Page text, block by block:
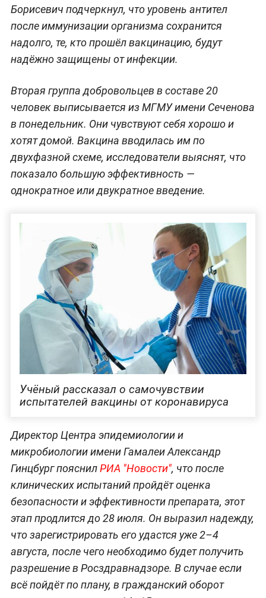
Борисевич подчеркнул, что уровень антител
после иммунизации организма сохранится
надолго, те, кто прошёл вакцинацию, будут
надёжно защищены от инфекции.
Вторая группа добровольцев в составе 20
человек выписывается из МГМУ имени Сеченова
в понедельник. Они чувствуют себя хорошо и
хотят домой. Вакцина вводилась им по
двухфазной схеме, исследователи выяснят, что
показало большую эффективность —
однократное или двукратное введение.
Учёный рассказал о самочувствии
испытателей вакцины от коронавируса
Директор Центра эпидемиологии и
микробиологии имени Гамалеи Александр
Гинцбург пояснилРИА "Новости", что после
клинических испытаний пройдёт оценка
безопасности и эффективности препарата, этот
этап продлится до 28 июля. Он выразил надежду,
что зарегистрировать его удастся уже 2–4
августа, после чего необходимо будет получить
разрешение в Росздравнадзоре. В случае если
всё пойдёт по плану, в гражданский оборот